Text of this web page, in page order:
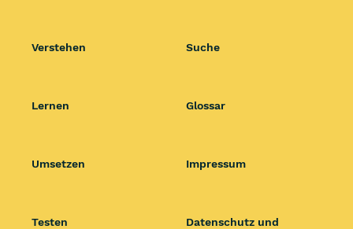
Verstehen
Lernen
Umsetzen
Testen
Suche
Glossar
Impressum
Datenschutz und